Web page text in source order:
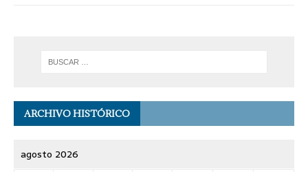
ARCHIVO HISTÓRICO
agosto 2026